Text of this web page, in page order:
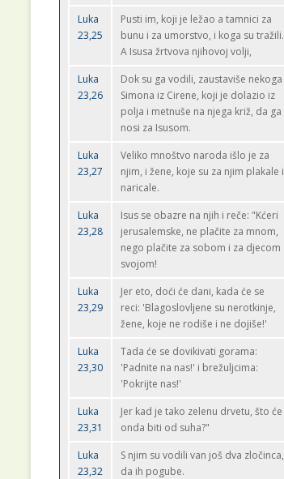
Luka
23,25
Pusti im, koji je ležao a tamnici za
bunu i za umorstvo, i koga su tražili.
A Isusa žrtvova njihovoj volji,
Luka
23,26
Dok su ga vodili, zaustaviše nekoga
Simona iz Cirene, koji je dolazio iz
polja i metnuše na njega križ, da ga
nosi za Isusom.
Luka
23,27
Veliko mnoštvo naroda išlo je za
njim, i žene, koje su za njim plakale i
naricale.
Luka
23,28
Isus se obazre na njih i reče: "Kćeri
jerusalemske, ne plačite za mnom,
nego plačite za sobom i za djecom
svojom!
Luka
23,29
Jer eto, doći će dani, kada će se
reci: 'Blagoslovljene su nerotkinje,
žene, koje ne rodiše i ne dojiše!'
Luka
23,30
Tada će se dovikivati gorama:
'Padnite na nas!' i brežuljcima:
'Pokrijte nas!'
Luka
23,31
Jer kad je tako zelenu drvetu, što će
onda biti od suha?"
Luka
23,32
S njim su vodili van još dva zločinca,
da ih pogube.